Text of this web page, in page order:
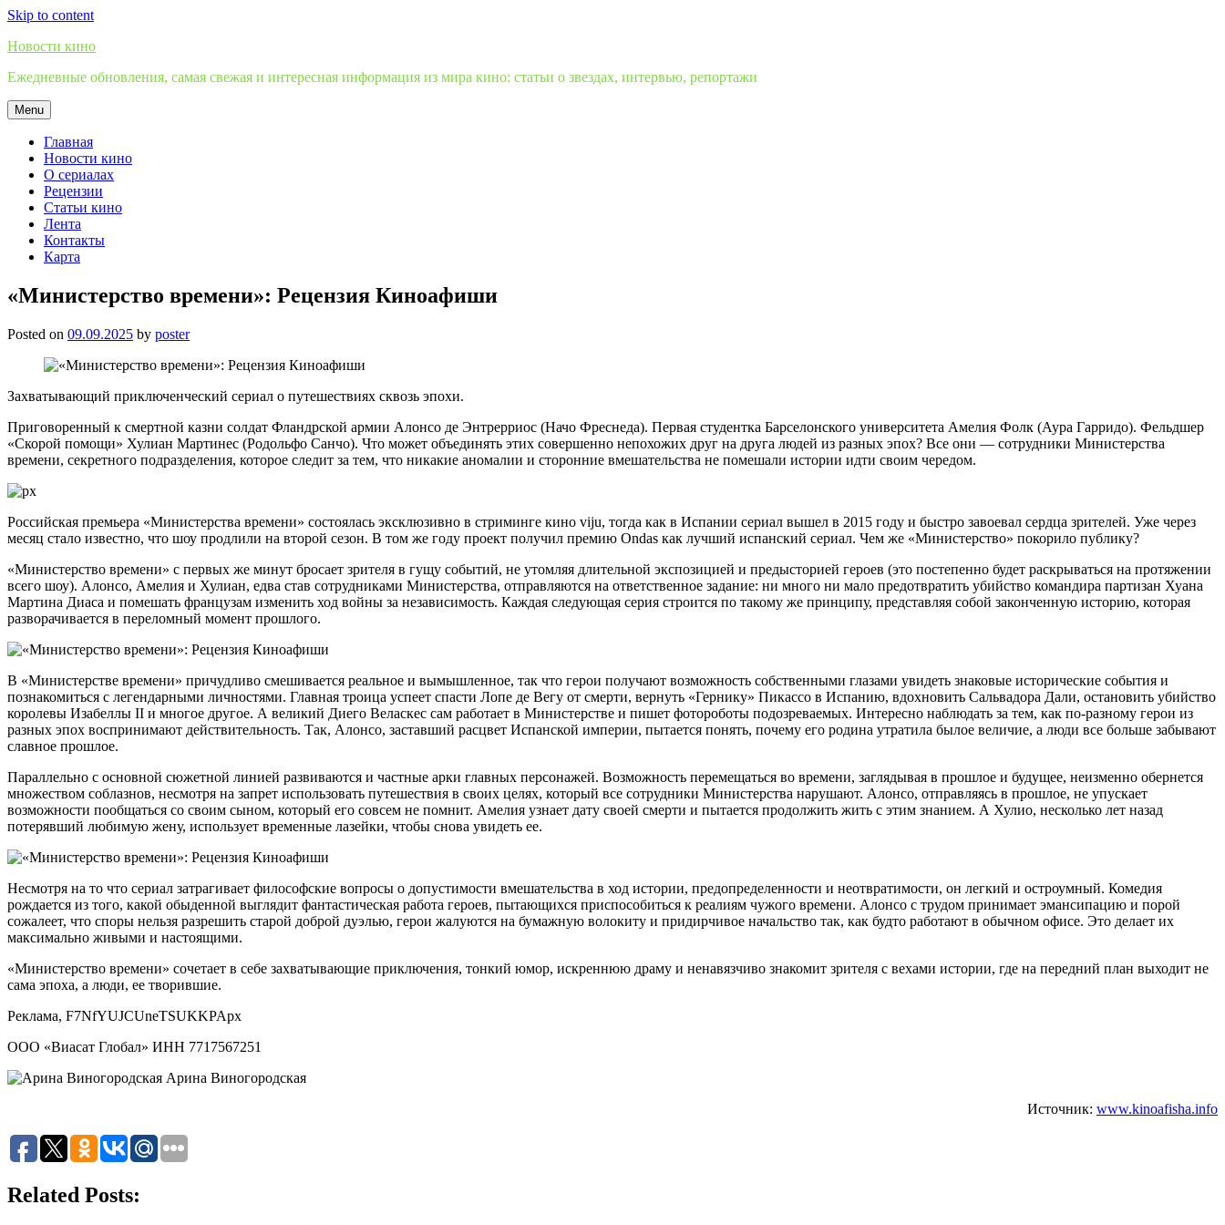
Skip to content
Новости кино
Ежедневные обновления, самая свежая и интересная информация из мира кино: статьи о звездах, интервью, репортажи
Menu
Главная
Новости кино
О сериалах
Рецензии
Статьи кино
Лента
Контакты
Карта
«Министерство времени»: Рецензия Киноафиши
Posted on 09.09.2025 by poster
Захватывающий приключенческий сериал о путешествиях сквозь эпохи.
Приговоренный к смертной казни солдат Фландрской армии Алонсо де Энтрерриос (Начо Фреснеда). Первая студентка Барселонского университета Амелия Фолк (Аура Гарридо). Фельдшер
«Скорой помощи» Хулиан Мартинес (Родольфо Санчо). Что может объединять этих совершенно непохожих друг на друга людей из разных эпох? Все они — сотрудники Министерства
времени, секретного подразделения, которое следит за тем, что никакие аномалии и сторонние вмешательства не помешали истории идти своим чередом.
Российская премьера «Министерства времени» состоялась эксклюзивно в стриминге кино viju, тогда как в Испании сериал вышел в 2015 году и быстро завоевал сердца зрителей. Уже через
месяц стало известно, что шоу продлили на второй сезон. В том же году проект получил премию Ondas как лучший испанский сериал. Чем же «Министерство» покорило публику?
«Министерство времени» с первых же минут бросает зрителя в гущу событий, не утомляя длительной экспозицией и предысторией героев (это постепенно будет раскрываться на протяжении
всего шоу). Алонсо, Амелия и Хулиан, едва став сотрудниками Министерства, отправляются на ответственное задание: ни много ни мало предотвратить убийство командира партизан Хуана
Мартина Диаса и помешать французам изменить ход войны за независимость. Каждая следующая серия строится по такому же принципу, представляя собой законченную историю, которая
разворачивается в переломный момент прошлого.
В «Министерстве времени» причудливо смешивается реальное и вымышленное, так что герои получают возможность собственными глазами увидеть знаковые исторические события и
познакомиться с легендарными личностями. Главная троица успеет спасти Лопе де Вегу от смерти, вернуть «Гернику» Пикассо в Испанию, вдохновить Сальвадора Дали, остановить убийство
королевы Изабеллы II и многое другое. А великий Диего Веласкес сам работает в Министерстве и пишет фотороботы подозреваемых. Интересно наблюдать за тем, как по-разному герои из
разных эпох воспринимают действительность. Так, Алонсо, заставший расцвет Испанской империи, пытается понять, почему его родина утратила былое величие, а люди все больше забывают
славное прошлое.
Параллельно с основной сюжетной линией развиваются и частные арки главных персонажей. Возможность перемещаться во времени, заглядывая в прошлое и будущее, неизменно обернется
множеством соблазнов, несмотря на запрет использовать путешествия в своих целях, который все сотрудники Министерства нарушают. Алонсо, отправляясь в прошлое, не упускает
возможности пообщаться со своим сыном, который его совсем не помнит. Амелия узнает дату своей смерти и пытается продолжить жить с этим знанием. А Хулио, несколько лет назад
потерявший любимую жену, использует временные лазейки, чтобы снова увидеть ее.
Несмотря на то что сериал затрагивает философские вопросы о допустимости вмешательства в ход истории, предопределенности и неотвратимости, он легкий и остроумный. Комедия
рождается из того, какой обыденной выглядит фантастическая работа героев, пытающихся приспособиться к реалиям чужого времени. Алонсо с трудом принимает эмансипацию и порой
сожалеет, что споры нельзя разрешить старой доброй дуэлью, герои жалуются на бумажную волокиту и придирчивое начальство так, как будто работают в обычном офисе. Это делает их
максимально живыми и настоящими.
«Министерство времени» сочетает в себе захватывающие приключения, тонкий юмор, искреннюю драму и ненавязчиво знакомит зрителя с вехами истории, где на передний план выходит не
сама эпоха, а люди, ее творившие.
Реклама, F7NfYUJCUneTSUKKPApx
ООО «Виасат Глобал» ИНН 7717567251
Арина Виногородская
Источник: www.kinoafisha.info
Related Posts: